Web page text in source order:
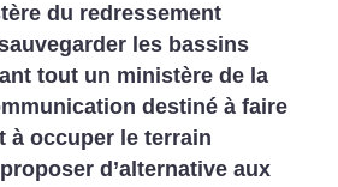
du redressement
les bassins
tout un ministère de la
destiné à faire
à occuper le terrain
d’alternative aux